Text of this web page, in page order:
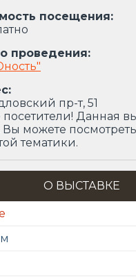
посещения:
проведения:
пр-т, 51
Данная
можете
тематики.
О ВЫСТАВКЕ